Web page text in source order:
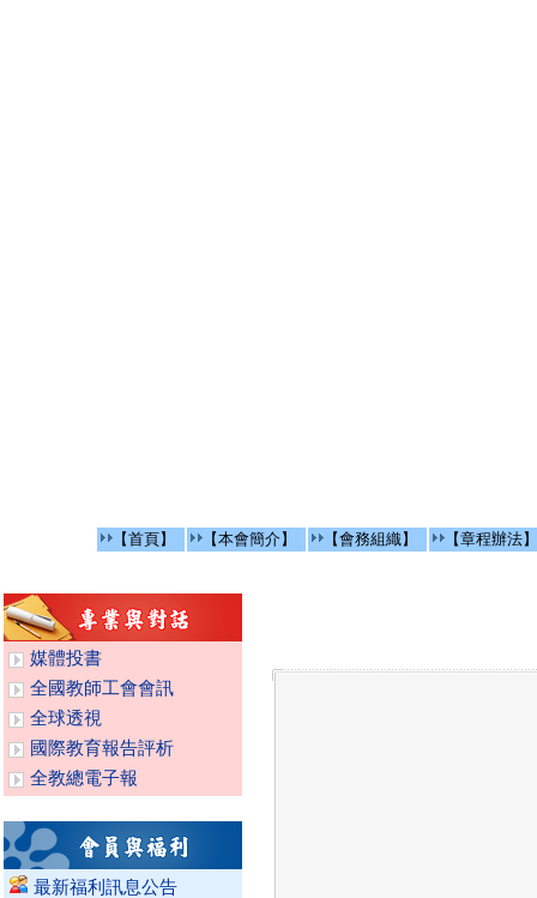
【首頁】 【本會簡介】 【會務組織】 【章程辦法】
媒體投書
全國教師工會會訊
全球透視
國際教育報告評析
全教總電子報
最新福利訊息公告